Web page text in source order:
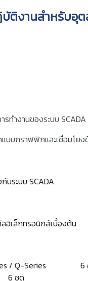
งานสำหรับอุต
ทำงานของระบบ SCADA
บบกราฟฟิกและเชื่อมโย
บระบบ SCADA
อิเล็กทรอนิกส์เบื้องต้น
Series / Q-Series 6
6 ชุด